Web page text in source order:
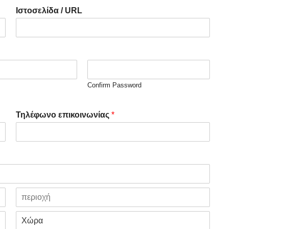
a
s
Ιστοσελίδα / URL
Confirm Password
Τηλέφωνο επικοινωνίας *
S